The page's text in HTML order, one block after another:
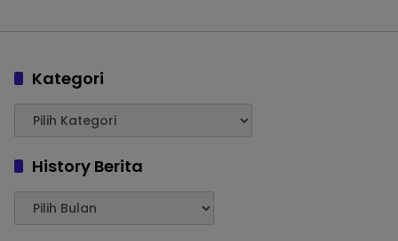
Kategori
History Berita